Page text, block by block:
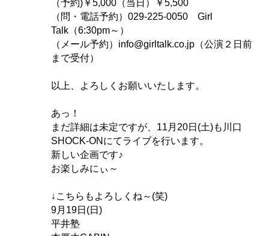
（予約)￥5,000（当日）￥5,500
（問・電話予約）029-225-0050 Girl
Talk（6:30pm～）
（メール予約）info@girltalk.co.jp（公演２日前
まで受付）
以上、よろしくお願いいたします。
あっ！
まだ詳細は未定ですが、11月20日(土)も川口
SHOCK-ONにてライブを行います。
新しい企画です♪
お楽しみにぃ～
↓こちらもよろしくね～(笑)
9月19日(日)
平井塾